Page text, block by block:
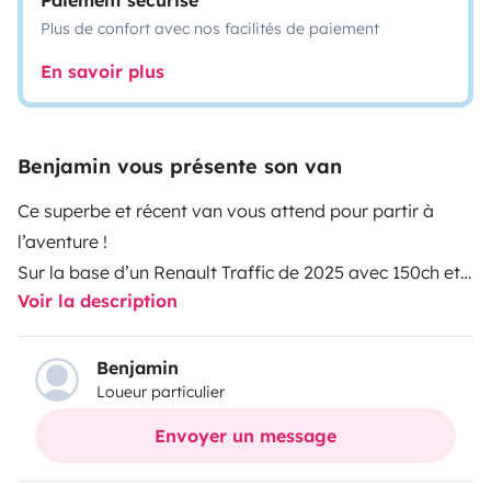
Plus de confort avec nos facilités de paiement
En savoir plus
Benjamin vous présente son van
Ce superbe et récent van vous attend pour partir à
l’aventure !
Sur la base d’un Renault Traffic de 2025 avec 150ch et
une boite automatique. Il vous permettra d’arpenter
tout types de routes en toute tranquillité.
De nombreux rangements sont présents à bord.
Doté d’une banquette fixe convertible avec trois
véritables places assises pour adulte, convertible, elle
Voir la description
Benjamin
Loueur particulier
Envoyer un message